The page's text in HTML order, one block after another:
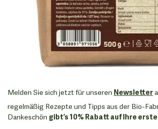
Melden Sie sich jetzt für unseren Newsletter
regelmäßig Rezepte und Tipps aus der Bio-
Dankeschön gibt’s 10% Rabatt auf Ihre